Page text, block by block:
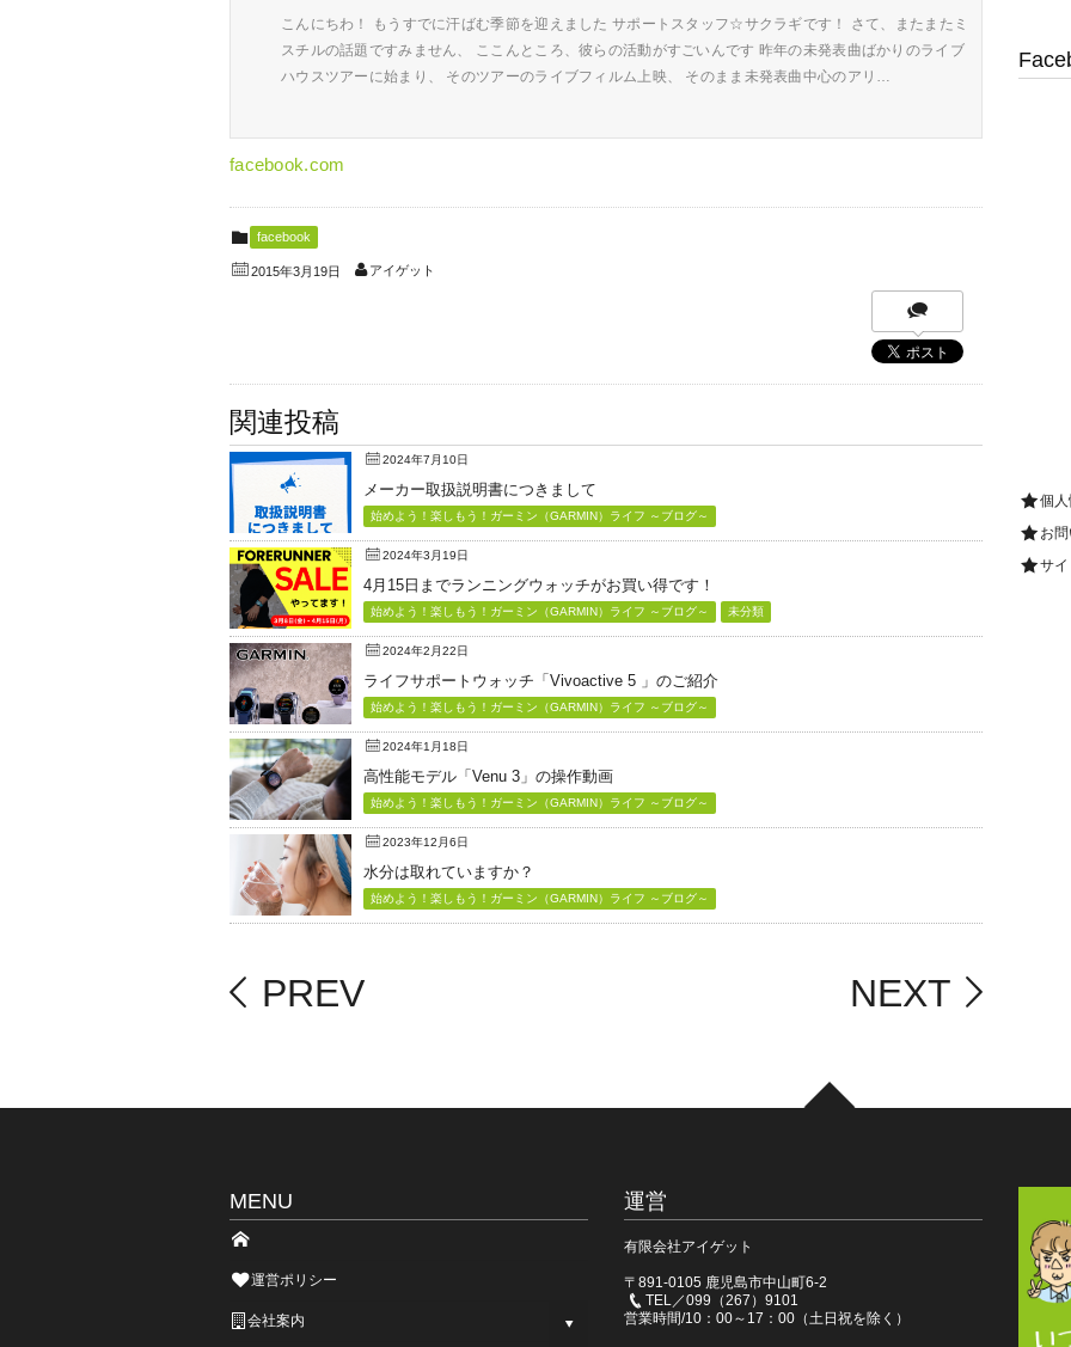
こんにちわ！ もうすでに汗ばむ季節を迎えました サポートスタッフ☆サクラギです！ さて、またまたミ
スチルの話題ですみません、 ここんところ、彼らの活動がすごいんです 昨年の未発表曲ばかりのライブ
ハウスツアーに始まり、 そのツアーのライブフィルム上映、 そのまま未発表曲中心のアリ…
facebook.com
facebook
2015年3月19日 アイゲット
関連投稿
2024年7月10日
メーカー取扱説明書につきまして
始めよう！楽しもう！ガーミン（GARMIN）ライフ ～ブログ～
2024年3月19日
4月15日までランニングウォッチがお買い得です！
始めよう！楽しもう！ガーミン（GARMIN）ライフ ～ブログ～ 未分類
2024年2月22日
ライフサポートウォッチ「Vivoactive 5 」のご紹介
始めよう！楽しもう！ガーミン（GARMIN）ライフ ～ブログ～
2024年1月18日
高性能モデル「Venu 3」の操作動画
始めよう！楽しもう！ガーミン（GARMIN）ライフ ～ブログ～
2023年12月6日
水分は取れていますか？
始めよう！楽しもう！ガーミン（GARMIN）ライフ ～ブログ～
PREV NEXT
個
お
サ
MENU
運営ポリシー
会社案内
運営
有限会社アイゲット
〒891-0105 鹿児島市中山町6-2
TEL／099（267）9101
営業時間/10：00～17：00（土日祝を除く）